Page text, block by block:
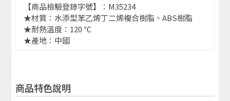
【商品檢驗登錄字號】：M35234
★材質：水添型苯乙烯丁二烯複合樹脂、ABS樹脂
★耐熱溫度：120 ℃
★產地：中國
商品特色說明